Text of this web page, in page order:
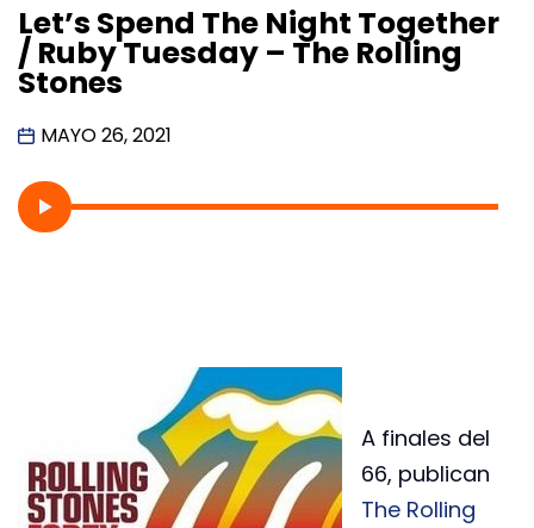
Let’s Spend The Night Together
/ Ruby Tuesday – The Rolling
Stones
MAYO 26, 2021
A finales del
66, publican
The Rolling